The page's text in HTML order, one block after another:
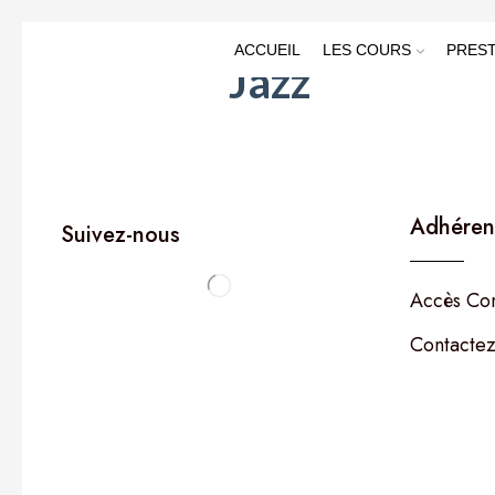
ACCUEIL LES COURS
Jazz
Suivez-nous
Accès